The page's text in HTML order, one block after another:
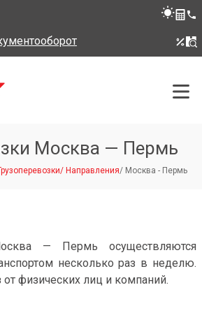
Москва — Пермь
/ Направления/ Москва - Пермь
— Пермь осуществляются
несколько раз в неделю.
физических лиц и компаний.